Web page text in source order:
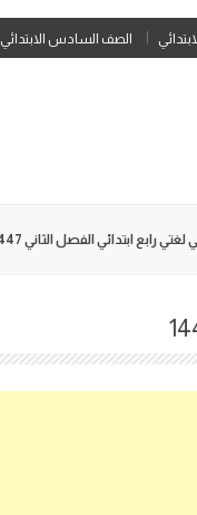
Skip
to
الصف السادس الابتدائي
لغتي رابع ابتدائي الفصل الثاني 1447